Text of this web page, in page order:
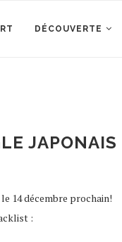
DÉCOUVERTE
JAPONAIS
14 décembre prochain!
: